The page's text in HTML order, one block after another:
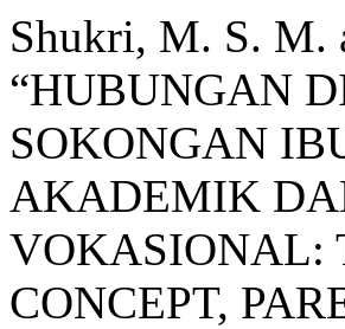
Shukri, M. S. M.
“HUBUNGAN
SOKONGAN
AKADEMIK
VOKASIONAL:
CONCEPT,